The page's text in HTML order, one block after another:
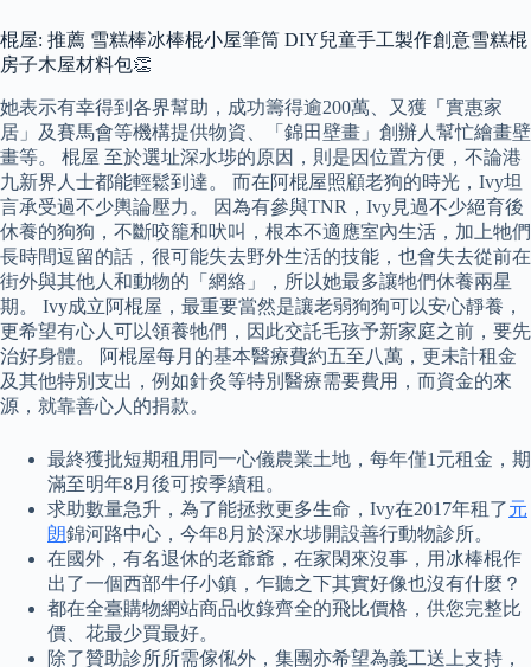
棍屋: 推薦 雪糕棒冰棒棍小屋筆筒 DIY兒童手工製作創意雪糕棍
房子木屋材料包👏
她表示有幸得到各界幫助，成功籌得逾200萬、又獲「實惠家
居」及賽馬會等機構提供物資、「錦田壁畫」創辦人幫忙繪畫壁
畫等。 棍屋 至於選址深水埗的原因，則是因位置方便，不論港
九新界人士都能輕鬆到達。 而在阿棍屋照顧老狗的時光，Ivy坦
言承受過不少輿論壓力。 因為有參與TNR，Ivy見過不少絕育後
休養的狗狗，不斷咬籠和吠叫，根本不適應室內生活，加上牠們
長時間逗留的話，很可能失去野外生活的技能，也會失去從前在
街外與其他人和動物的「網絡」，所以她最多讓牠們休養兩星
期。 Ivy成立阿棍屋，最重要當然是讓老弱狗狗可以安心靜養，
更希望有心人可以領養牠們，因此交託毛孩予新家庭之前，要先
治好身體。 阿棍屋每月的基本醫療費約五至八萬，更未計租金
及其他特別支出，例如針灸等特別醫療需要費用，而資金的來
源，就靠善心人的捐款。
最終獲批短期租用同一心儀農業土地，每年僅1元租金，期
滿至明年8月後可按季續租。
求助數量急升，為了能拯救更多生命，Ivy在2017年租了元
朗錦河路中心，今年8月於深水埗開設善行動物診所。
在國外，有名退休的老爺爺，在家閑來沒事，用冰棒棍作
出了一個西部牛仔小鎮，乍聽之下其實好像也沒有什麼？
都在全臺購物網站商品收錄齊全的飛比價格，供您完整比
價、花最少買最好。
除了贊助診所所需傢俬外，集團亦希望為義工送上支持，